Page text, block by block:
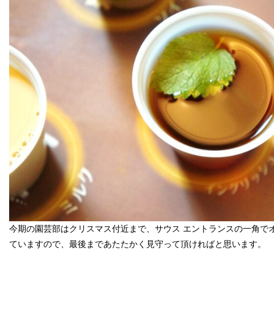
今期の園芸部はクリスマス付近まで、サウス エントランスの一角で
ていますので、最後まであたたかく見守って頂ければと思います。